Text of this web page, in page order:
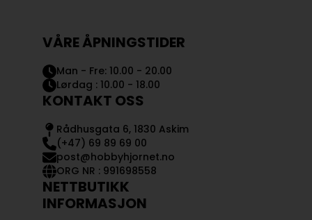
VÅRE ÅPNINGSTIDER
Man - Fre: 10.00 - 20.00
Lørdag : 10.00 - 18.00
KONTAKT OSS
Rådhusgata 6, 1830 Askim
(+47) 69 89 69 00
post@hobbyhjornet.no
ORG NR : 991698558
NETTBUTIKK
INFORMASJON